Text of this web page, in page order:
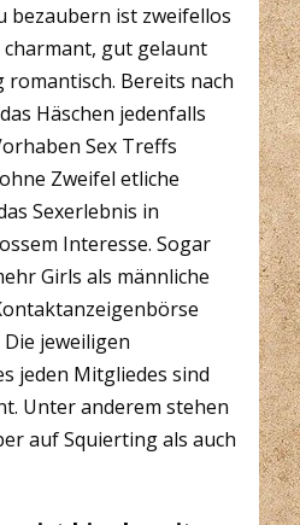
bezaubern ist zweifellos
charmant, gut gelaunt
romantisch. Bereits nach
Häschen jedenfalls
Sex Treffs
Zweifel etliche
Sexerlebnis in
Interesse. Sogar
Girls als männliche
jeweiligen
jeden Mitgliedes sind
Unter anderem stehen
auf Squierting als auch